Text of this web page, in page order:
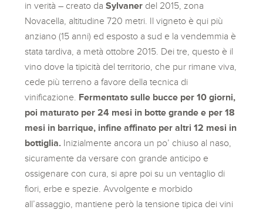
in verità – creato daSylvaner del 2015, zona
Novacella, altitudine 720 metri. Il vigneto è qui più
anziano (15 anni) ed esposto a sud e la vendemmia è
stata tardiva, a metà ottobre 2015. Dei tre, questo è il
vino dove la tipicità del territorio, che pur rimane viva,
cede più terreno a favore della tecnica di
vinificazione. Fermentato sulle bucce per 10 giorni,
poi maturato per 24 mesi in botte grande e per 18
mesi in barrique, infine affinato per altri 12 mesi in
bottiglia. Inizialmente ancora un po’ chiuso al naso,
sicuramente da versare con grande anticipo e
ossigenare con cura, si apre poi su un ventaglio di
fiori, erbe e spezie. Avvolgente e morbido
all’assaggio, mantiene però la tensione tipica dei vini